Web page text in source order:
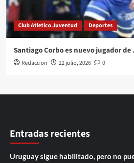
Club Atletico Juventud Deportes
Santiago Corbo es nuevo jugador
Redaccion 22 julio, 2026 0
Entradas recientes
Uruguay sigue habilitado, pero no